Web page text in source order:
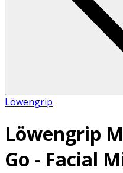
Löwengrip
Löwengrip
Go - Facial